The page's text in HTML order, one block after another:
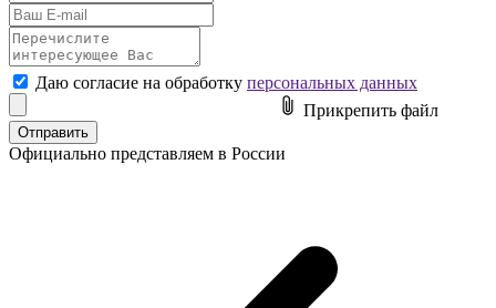
Даю согласие на обработку персональных данных
Прикрепить файл
Официально представляем в России